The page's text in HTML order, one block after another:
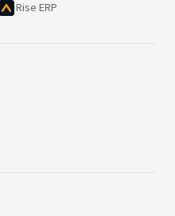
Rise ERP